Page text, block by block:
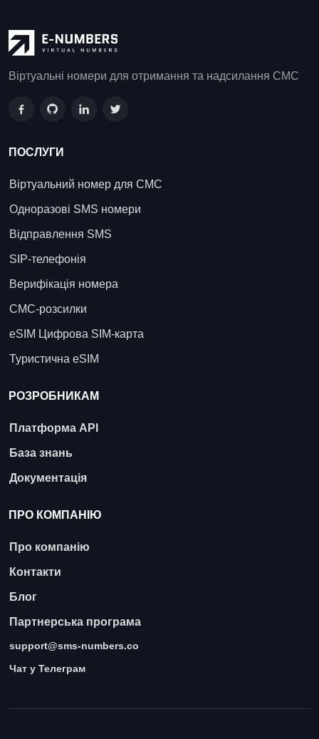
Віртуальні номери для отримання та надсилання СМС
ПОСЛУГИ
Віртуальний номер для СМС
Одноразові SMS номери
Відправлення SMS
SIP-телефонія
Верифікація номера
СМС-розсилки
eSIM Цифрова SIM-карта
Туристична eSIM
РОЗРОБНИКАМ
Платформа API
База знань
Документація
ПРО КОМПАНІЮ
Про компанію
Контакти
Блог
Партнерська програма
support@sms-numbers.co
Чат у Телеграм